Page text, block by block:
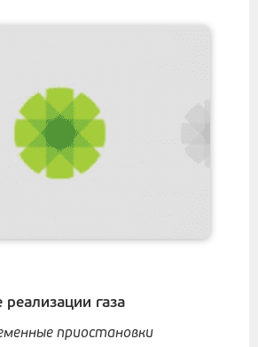
реализации газа
приостановки